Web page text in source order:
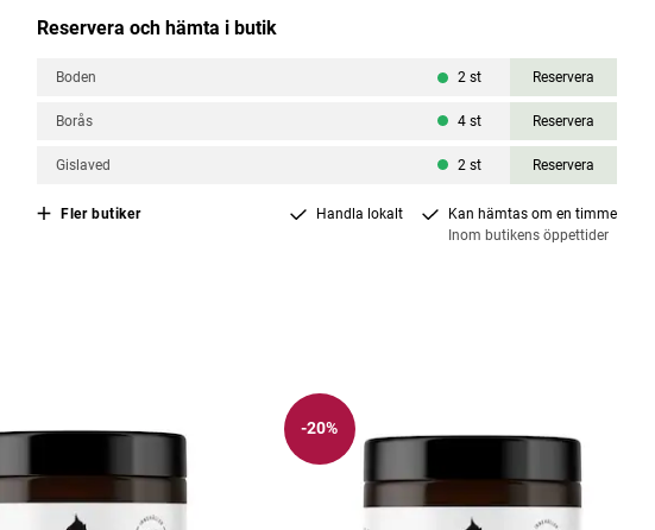
Reservera och hämta i butik
Boden 2 st Reservera
Borås 4 st Reservera
Gislaved 2 st Reservera
Fler butiker Handla lokalt
Kan hämtas om en timme
Inom butikens öppettider
-20%